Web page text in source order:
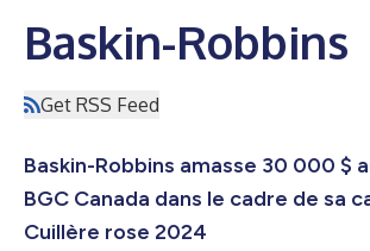
Baskin-Robbins
Get RSS Feed
Baskin-Robbins amasse 30 000 $
BGC Canada dans le cadre de sa
Cuillère rose 2024